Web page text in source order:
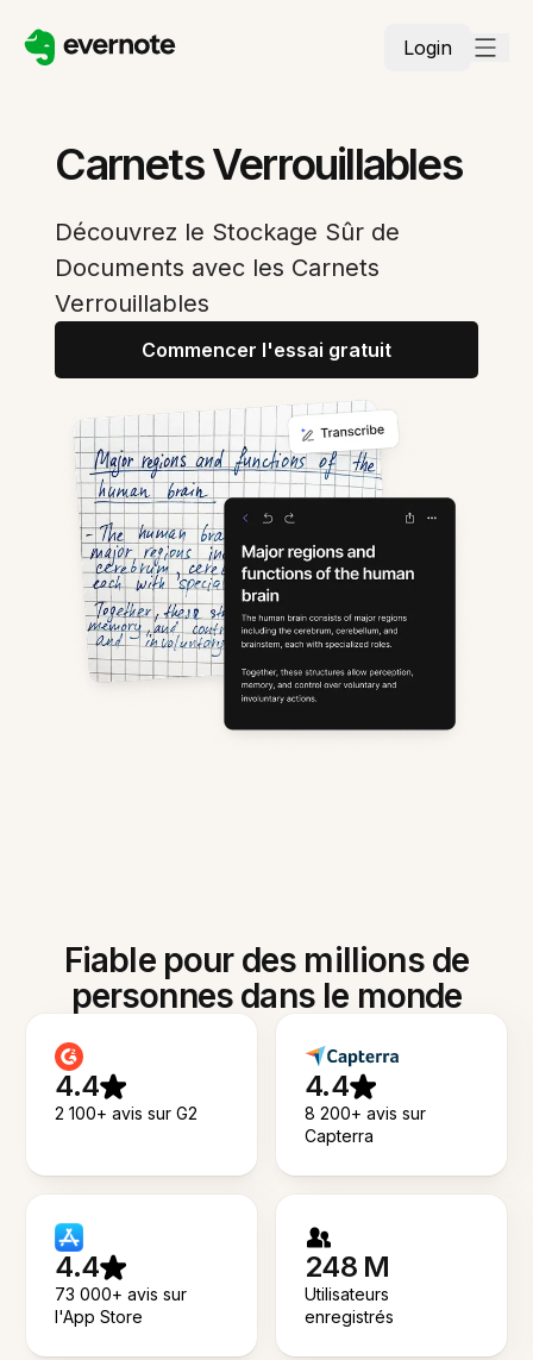
Login
Carnets Verrouillables
Découvrez le Stockage Sûr de
Documents avec les Carnets
Verrouillables
Commencer l'essai gratuit
Fiable pour des millions de
personnes dans le monde
4.4
2 100+ avis sur G2
4.4
8 200+ avis sur
Capterra
4.4
73 000+ avis sur
l'App Store
248 M
Utilisateurs
enregistrés